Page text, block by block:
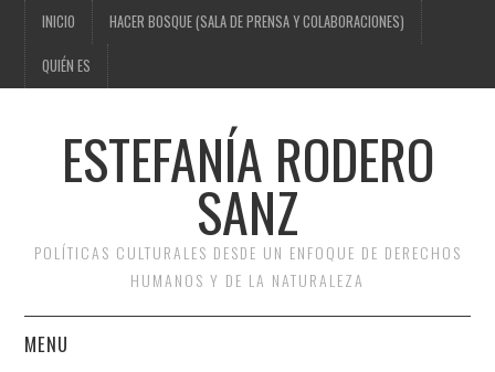
INICIO HACER BOSQUE (SALA DE PRENSA Y COLABORACIONES)
QUIÉN ES
ESTEFANÍA RODERO
SANZ
POLÍTICAS CULTURALES DESDE UN ENFOQUE DE DERECHOS
HUMANOS Y DE LA NATURALEZA
MENU